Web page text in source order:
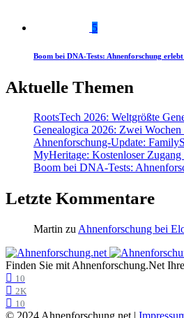
5
Boom bei DNA-Tests: Ahnenforschung
Aktuelle Themen
RootsTech 2026: Weltgrößte
Genealogica 2026: Zwei
Ahnenforschung-Update:
MyHeritage: Kostenloser
Boom bei DNA-Tests:
Letzte Kommentare
Martin zu Ahnenforschung bei
Finden Sie mit Ahnenforschung.Net
10
2K
10
© 2024 Ahnenforschung.net |